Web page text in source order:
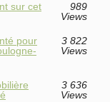
sur cet
989
Views
pour
3 822
Views
3 636
Views